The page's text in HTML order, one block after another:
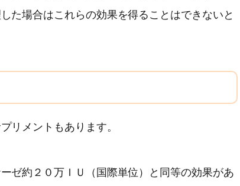
た場合はこれらの効果を得ることはできないと
リメントもあります。
ゼ約２０万ＩＵ（国際単位）と同等の効果があ